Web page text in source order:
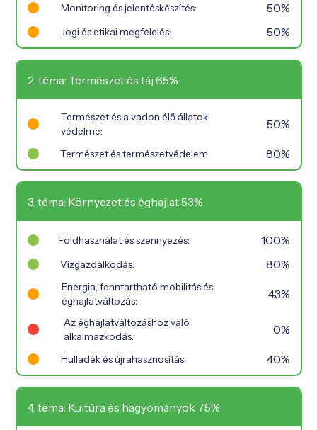
Monitoring és jelentéskészítés: 50%
Jogi és etikai megfelelés: 50%
2. téma: Természet és táj 65%
Természet és a vadon élő állatok
védelme:
50%
Természet és természetvédelem: 80%
3. téma: Környezet és éghajlat 53%
Földhasználat és szennyezés: 100%
Vízgazdálkodás: 80%
Energia, fenntartható mobilitás és
éghajlatváltozás:
43%
Az éghajlatváltozáshoz való
alkalmazkodás:
0%
Hulladék és újrahasznosítás: 40%
4. téma: Kultúra és hagyományok 75%